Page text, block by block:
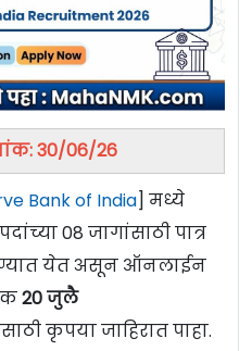
30/06/26
Bank of India] मध्ये
08 जागांसाठी पात्र
येत असून ऑनलाईन
20 जुलै
कृपया जाहिरात पाहा.